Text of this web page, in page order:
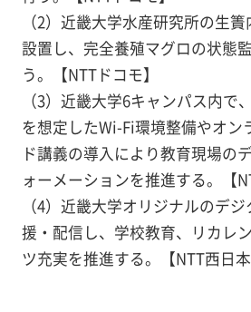
（2）近畿大学水産研究所の生
設置し、完全養殖マグロの状態
う。【NTTドコモ】
（3）近畿大学6キャンパス内で
を想定したWi-Fi環境整備やオン
ド講義の導入により教育現場の
ォーメーションを推進する。【
（4）近畿大学オリジナルのデ
援・配信し、学校教育、リカレ
ツ充実を推進する。【NTT西日本